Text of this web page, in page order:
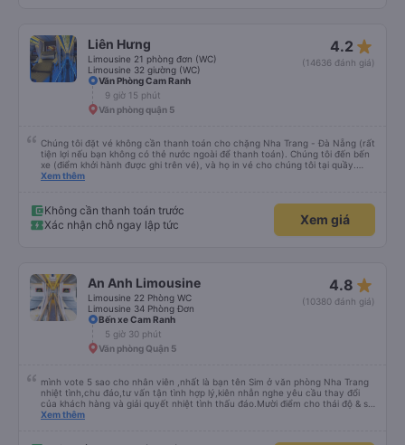
Liên Hưng
Limousine 21 phòng đơn (WC)
Limousine 32 giường (WC)
4.2 star_rate
(14636 đánh giá)
Văn Phòng Cam Ranh
9 giờ 15 phút
Văn phòng quận 5
Chúng tôi đặt vé không cần thanh toán cho chặng Nha Trang - Đà Nẵng (rất
tiện lợi nếu bạn không có thẻ nước ngoài để thanh toán). Chúng tôi đến bến
xe (điểm khởi hành được ghi trên vé), và họ in vé cho chúng tôi tại quầy.
Chúng tôi cũng quyết định mua vé chiều về trực tiếp tại quầy, vì giá vé trên
ấm hoặc áo khoác mỏng, vì thỉnh thoảng trời khá lạnh, và chăn mền thì hơi
cũ, nhưng vẫn có sẵn. Cổng USB để sạc điện thoại hoạt động tốt, và có giấy
vệ sinh. Mọi thứ khá sạch sẽ. Chúng tôi trở về từ Đà Nẵng (bến xe Đà Nẵng,
được đưa đến ga bằng xe buýt nhỏ. Họ cũng vận chuyển hàng hóa trong
suốt chuyến đi, và có thể sẽ có những điểm dừng chân. Tôi khuyên bạn nên
chọn công ty này và đặt chỗ ngồi VIP.
Xem thêm
Không cần thanh toán trước
Xác nhận chỗ ngay lập tức
Xem giá
An Anh Limousine
Limousine 22 Phòng WC
Limousine 34 Phòng Đơn
4.8 star_rate
(10380 đánh giá)
Bến xe Cam Ranh
5 giờ 30 phút
Văn phòng Quận 5
mình vote 5 sao cho nhân viên ,nhất là bạn tên Sim ở văn phòng Nha Trang
nhiệt tình,chu đáo,tư vấn tận tình hợp lý,kiên nhẫn nghe yêu cầu thay đổi
của khách hàng và giải quyết nhiệt tình thấu đáo.Mười điểm cho thái độ & sự
chuyên nghiệp của bạn Sim. Mình ấn tượng với bạn Sim và có hỏi thăm tài xế
Xem thêm